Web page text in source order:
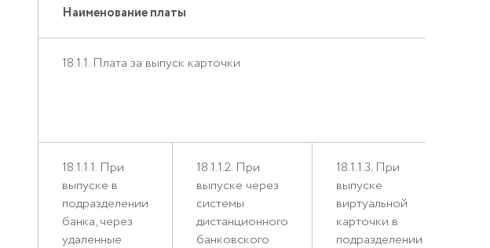
Наименование платы
18.1.1. Плата за выпуск карточки
18.1.1.1. При
выпуске в
подразделении
банка, через
удаленные
18.1.1.2. При
выпуске через
системы
дистанционного
банковского
18.1.1.3. При
выпуске
виртуальной
карточки в
подразделении